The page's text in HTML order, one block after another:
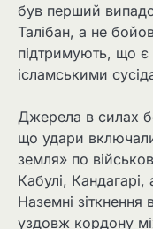
був перший
Талібан, а не
підтримують, що є
ісламськими
Джерела в силах
що удари
земля» по
Кабулі, Кандагарі,
Наземні зіткнення
уздовж кордону